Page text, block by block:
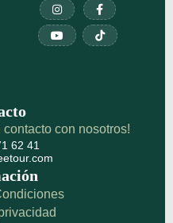
 
 
contacto con nosotros!
62 41